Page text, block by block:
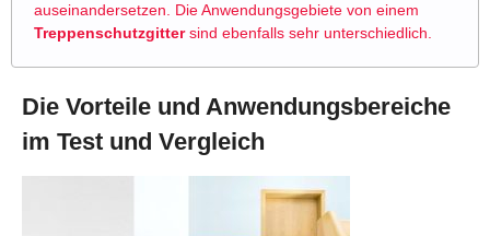
auseinandersetzen. Die Anwendungsgebiete von einem
Treppenschutzgittersind ebenfalls sehr unterschiedlich.
Die Vorteile und Anwendungsbereiche
im Test und Vergleich